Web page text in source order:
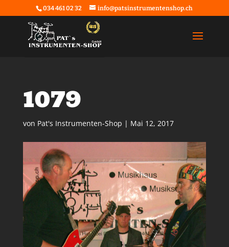
034 461 02 32 info@patsinstrumentenshop.ch
1079
von Pat's Instrumenten-Shop | Mai 12, 2017